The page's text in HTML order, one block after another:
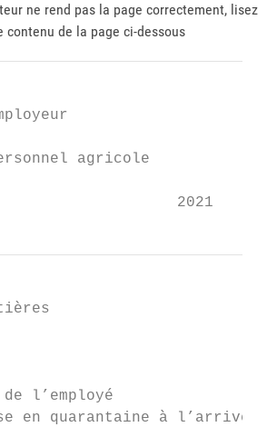
ne rend pas la page correctement, lisez
contenu de la page ci-dessous
agricole
2021
de l’employé
en quarantaine à l’arrivée